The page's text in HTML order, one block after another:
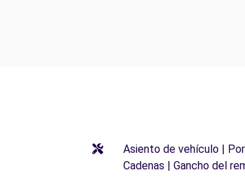
Asiento de vehículo |
Cadenas | Gancho del